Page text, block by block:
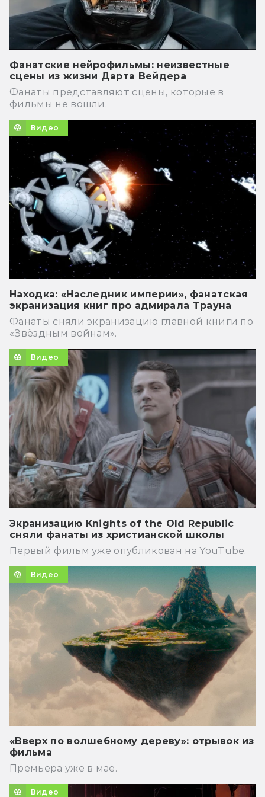
Фанатские нейрофильмы: неизвестные
сцены из жизни Дарта Вейдера
Фанаты представляют сцены, которые в
фильмы не вошли.
Видео
Находка: «Наследник империи», фанатская
экранизация книг про адмирала Трауна
Фанаты сняли экранизацию главной книги по
«Звёздным войнам».
Видео
Экранизацию Knights of the Old Republic
сняли фанаты из христианской школы
Первый фильм уже опубликован на YouTube.
Видео
«Вверх по волшебному дереву»: отрывок из
фильма
Премьера уже в мае.
Видео